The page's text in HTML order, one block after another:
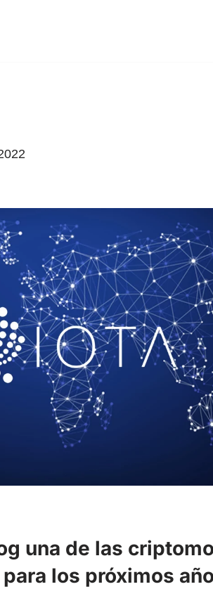
una de las
los próximos